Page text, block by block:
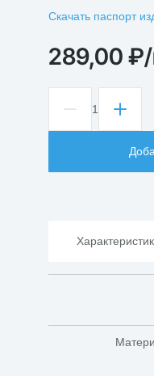
Скачать паспорт
289,00 ₽
Количество
товара
01-
1